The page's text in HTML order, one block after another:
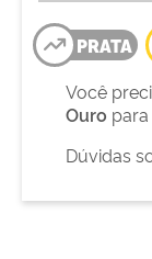
PRATA
Você
Ouro
Dúvidas